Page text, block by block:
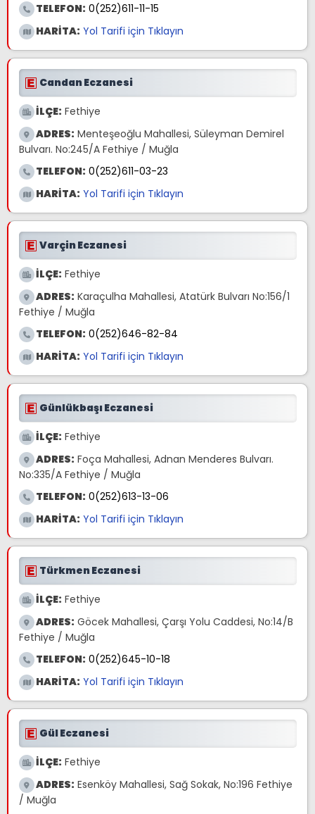
TELEFON: 0(252)611-11-15
HARİTA: Yol Tarifi için Tıklayın
Candan Eczanesi
İLÇE: Fethiye
ADRES: Menteşeoğlu Mahallesi, Süleyman Demirel
Bulvarı. No:245/A Fethiye / Muğla
TELEFON: 0(252)611-03-23
HARİTA: Yol Tarifi için Tıklayın
Varçin Eczanesi
İLÇE: Fethiye
ADRES: Karaçulha Mahallesi, Atatürk Bulvarı No:156/1
Fethiye / Muğla
TELEFON: 0(252)646-82-84
HARİTA: Yol Tarifi için Tıklayın
Günlükbaşı Eczanesi
İLÇE: Fethiye
ADRES: Foça Mahallesi, Adnan Menderes Bulvarı.
No:335/A Fethiye / Muğla
TELEFON: 0(252)613-13-06
HARİTA: Yol Tarifi için Tıklayın
Türkmen Eczanesi
İLÇE: Fethiye
ADRES: Göcek Mahallesi, Çarşı Yolu Caddesi, No:14/B
Fethiye / Muğla
TELEFON: 0(252)645-10-18
HARİTA: Yol Tarifi için Tıklayın
Gül Eczanesi
İLÇE: Fethiye
ADRES: Esenköy Mahallesi, Sağ Sokak, No:196 Fethiye
/ Muğla